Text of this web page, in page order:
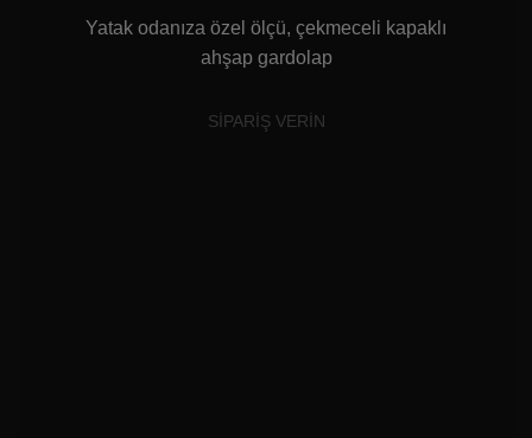
Yatak odanıza özel ölçü, çekmeceli kapaklı
ahşap gardolap
SİPARİŞ VERİN